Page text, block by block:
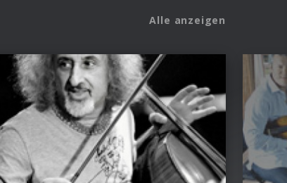
Alle anzeigen